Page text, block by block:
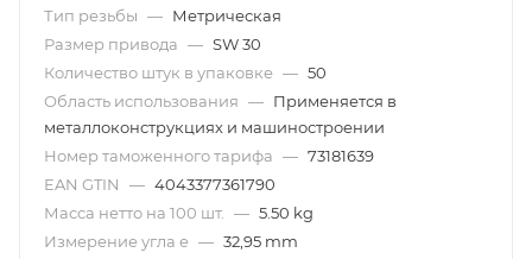
Тип резьбы — Метрическая
Размер привода — SW 30
Количество штук в упаковке — 50
Область использования — Применяется в
металлоконструкциях и машиностроении
Номер таможенного тарифа — 73181639
EAN GTIN
— 4043377361790
Масса нетто на 100 шт.
— 5.50 kg
Измерение угла e — 32,95 mm